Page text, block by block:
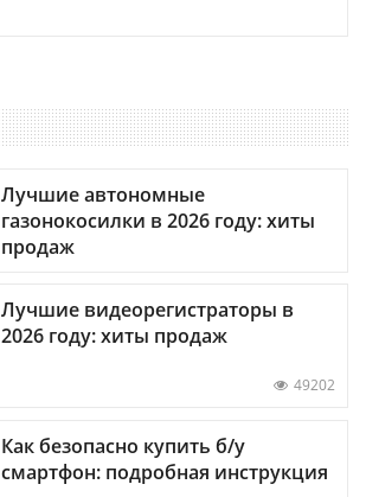
Лучшие автономные
газонокосилки в 2026 году: хиты
продаж
Лучшие видеорегистраторы в
2026 году: хиты продаж
49202
Как безопасно купить б/у
смартфон: подробная инструкция